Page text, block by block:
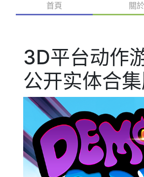
首頁 關
3D平台动作
公开实体合